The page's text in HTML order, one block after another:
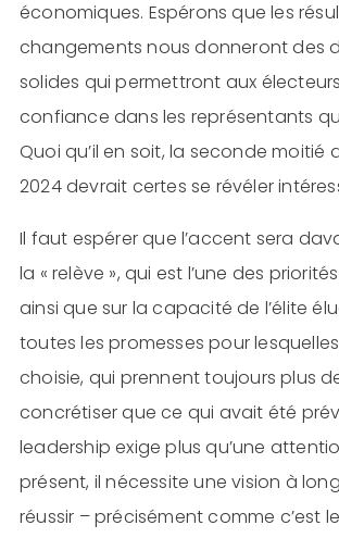
économiques. Espérons que les
changements nous donneront des
solides qui permettront aux
confiance dans les représentants
Quoi qu’il en soit, la seconde moitié
2024 devrait certes se révéler
Il faut espérer que l’accent sera
la « relève », qui est l’une des
ainsi que sur la capacité de l’élite
toutes les promesses pour
choisie, qui prennent toujours plus
concrétiser que ce qui avait été
leadership exige plus qu’une
présent, il nécessite une vision à
réussir – précisément comme c’est